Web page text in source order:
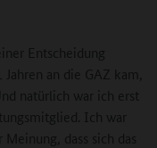
Entscheidung
an die GAZ kam,
natürlich war ich erst
Ich war
dass sich das